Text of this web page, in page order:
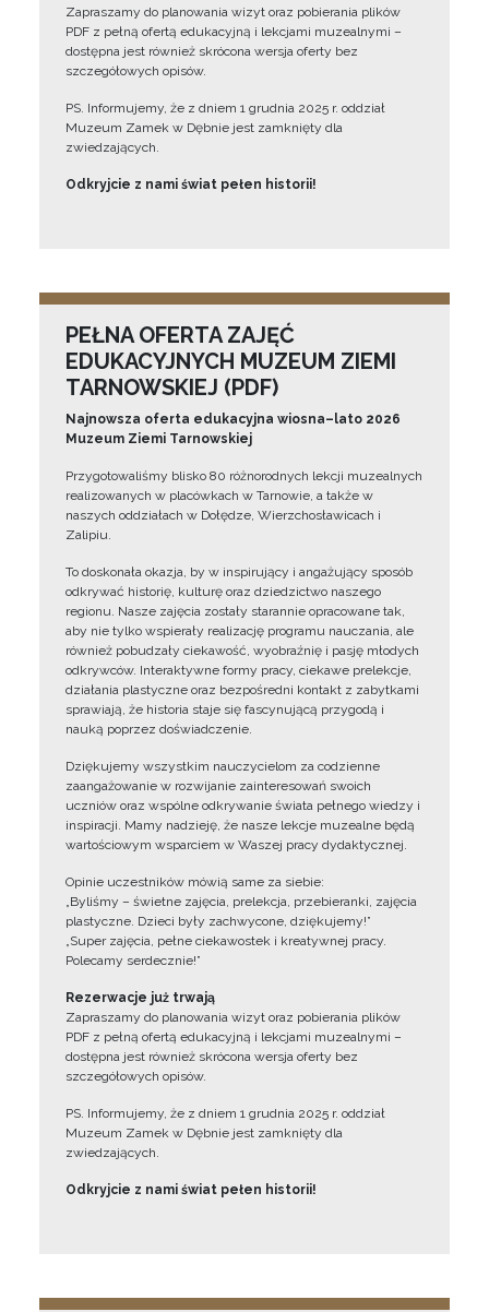
Zapraszamy do planowania wizyt oraz pobierania plików
PDF z pełną ofertą edukacyjną i lekcjami muzealnymi –
dostępna jest również skrócona wersja oferty bez
szczegółowych opisów.
PS. Informujemy, że z dniem 1 grudnia 2025 r. oddział
Muzeum Zamek w Dębnie jest zamknięty dla
zwiedzających.
Odkryjcie z nami świat pełen historii!
PEŁNA OFERTA ZAJĘĆ
EDUKACYJNYCH MUZEUM ZIEMI
TARNOWSKIEJ (PDF)
Najnowsza oferta edukacyjna wiosna–lato 2026
Muzeum Ziemi Tarnowskiej
Przygotowaliśmy blisko 80 różnorodnych lekcji muzealnych
realizowanych w placówkach w Tarnowie, a także w
naszych oddziałach w Dołędze, Wierzchosławicach i
Zalipiu.
To doskonała okazja, by w inspirujący i angażujący sposób
odkrywać historię, kulturę oraz dziedzictwo naszego
regionu. Nasze zajęcia zostały starannie opracowane tak,
aby nie tylko wspierały realizację programu nauczania, ale
również pobudzały ciekawość, wyobraźnię i pasję młodych
odkrywców. Interaktywne formy pracy, ciekawe prelekcje,
działania plastyczne oraz bezpośredni kontakt z zabytkami
sprawiają, że historia staje się fascynującą przygodą i
nauką poprzez doświadczenie.
Dziękujemy wszystkim nauczycielom za codzienne
zaangażowanie w rozwijanie zainteresowań swoich
uczniów oraz wspólne odkrywanie świata pełnego wiedzy i
inspiracji. Mamy nadzieję, że nasze lekcje muzealne będą
wartościowym wsparciem w Waszej pracy dydaktycznej.
Opinie uczestników mówią same za siebie:
„Byliśmy – świetne zajęcia, prelekcja, przebieranki, zajęcia
plastyczne. Dzieci były zachwycone, dziękujemy!”
„Super zajęcia, pełne ciekawostek i kreatywnej pracy.
Polecamy serdecznie!”
Rezerwacje już trwają
Zapraszamy do planowania wizyt oraz pobierania plików
PDF z pełną ofertą edukacyjną i lekcjami muzealnymi –
dostępna jest również skrócona wersja oferty bez
szczegółowych opisów.
PS. Informujemy, że z dniem 1 grudnia 2025 r. oddział
Muzeum Zamek w Dębnie jest zamknięty dla
zwiedzających.
Odkryjcie z nami świat pełen historii!